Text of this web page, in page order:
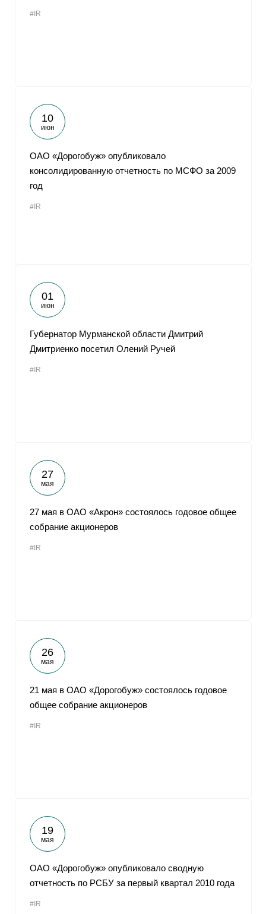
#IR
10
июн
ОАО «Дорогобуж» опубликовало
консолидированную отчетность по МСФО за 2009
год
#IR
01
июн
Губернатор Мурманской области Дмитрий
Дмитриенко посетил Олений Ручей
#IR
27
мая
27 мая в ОАО «Акрон» состоялось годовое общее
собрание акционеров
#IR
26
мая
21 мая в ОАО «Дорогобуж» состоялось годовое
общее собрание акционеров
#IR
19
мая
ОАО «Дорогобуж» опубликовало сводную
отчетность по РСБУ за первый квартал 2010 года
#IR